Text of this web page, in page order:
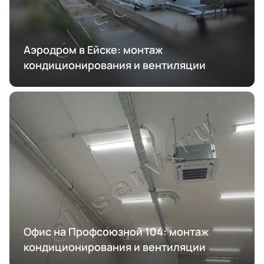
Аэродром в Ейске: монтаж
кондиционирования и вентиляции
Офис на Профсоюзной 104: монтаж
кондиционирования и вентиляции